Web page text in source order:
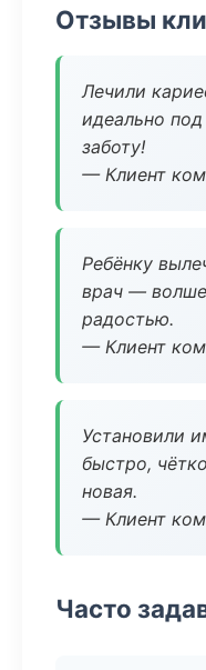
Отзывы
Лечили
идеально
заботу!
— Клиент
Ребёнку
врач —
радостью.
— Клиент
Установили
быстро,
новая.
— Клиент
Часто